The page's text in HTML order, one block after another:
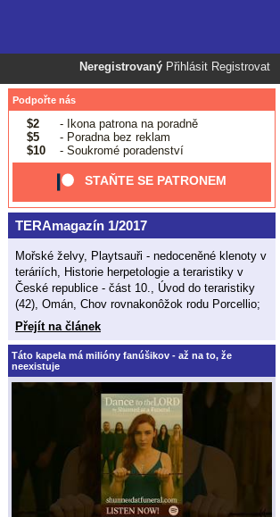
Neregistrovaný Přihlásit Registrovat
Podpořte nás
$2
- Ikona patrona na poradně
$5
- Poradna bez reklam
$10
- Soukromé poradenství
STAŇTE SE PATRONEM
TERAmagazín 1/2017
Mořské želvy, Playtsauři - nedoceněné klenoty v
teráriích, Historie herpetologie a teraristiky v
České republice - část 10., Úvod do teraristiky
(42), Omán, Chov rovnakonôžok rodu Porcellio;
Přejít na článek
Táto kapela má milióny fanúšikov - až na to, že
neexistuje